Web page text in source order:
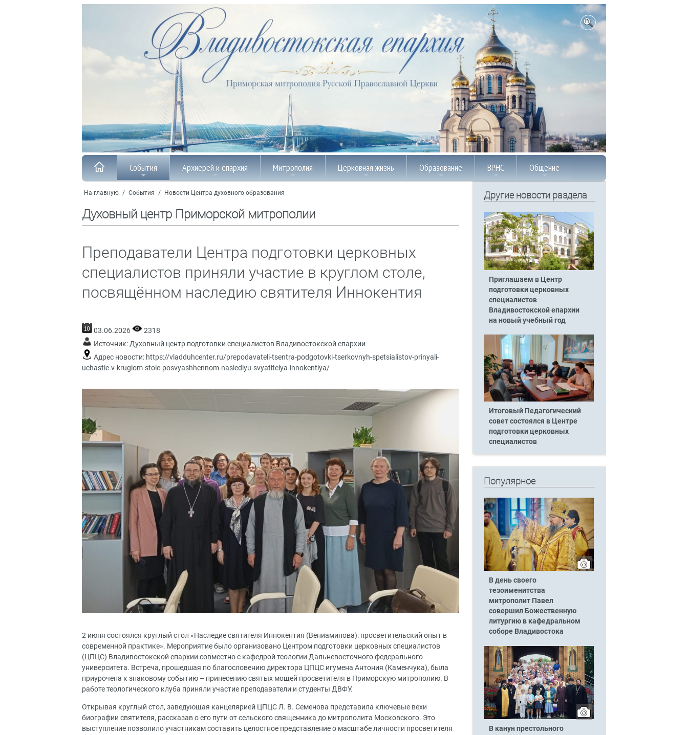
События Архиерей и епархия Митрополия Церковная жизнь Образование ВРНС Общение
На главную / События / Новости Центра духовного образования
Духовный центр Приморской митрополии
Преподаватели Центра подготовки церковных
специалистов приняли участие в круглом столе,
посвящённом наследию святителя Иннокентия
03.06.2026
2318
Источник:Духовный центр подготовки специалистов Владивостокской епархии
Адрес новости: https://vladduhcenter.ru/prepodavateli-tsentra-podgotovki-tserkovnyh-spetsialistov-prinyali-
uchastie-v-kruglom-stole-posvyashhennom-naslediyu-svyatitelya-innokentiya/
2 июня состоялся круглый стол «Наследие святителя Иннокентия (Вениаминова): просветительский опыт в
современной практике». Мероприятие было организовано Центром подготовки церковных специалистов
(ЦПЦС) Владивостокской епархии совместно с кафедрой теологии Дальневосточного федерального
университета. Встреча, прошедшая по благословению директора ЦПЦС игумена Антония (Каменчука), была
приурочена к знаковому событию – принесению святых мощей просветителя в Приморскую митрополию. В
работе теологического клуба приняли участие преподаватели и студенты ДВФУ.
Открывая круглый стол, заведующая канцелярией ЦПЦС Л. В. Семенова представила ключевые вехи
биографии святителя, рассказав о его пути от сельского священника до митрополита Московского. Это
выступление позволило участникам составить целостное представление о масштабе личности просветителя
Другие новости раздела
Приглашаем в Центр
подготовки церковных
специалистов
Владивостокской епархии
на новый учебный год
Итоговый Педагогический
совет состоялся в Центре
подготовки церковных
специалистов
Популярное
В день своего
тезоименитства
митрополит Павел
совершил Божественную
литургию в кафедральном
соборе Владивостока
В канун престольного